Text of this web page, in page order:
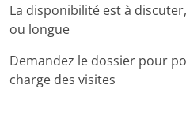
La disponibilité est à
ou longue
Demandez le dossier pour
charge des visites